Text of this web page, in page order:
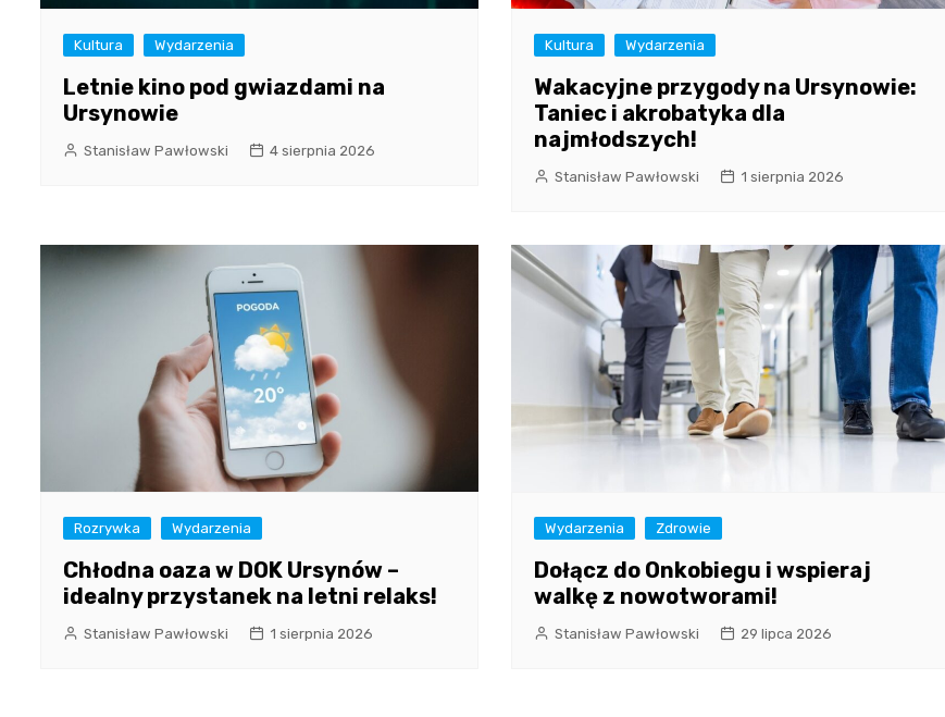
Kultura Wydarzenia
Letnie kino pod gwiazdami na
Ursynowie
Stanisław Pawłowski 4 sierpnia 2026
Kultura Wydarzenia
Wakacyjne przygody na Ursynowie:
Taniec i akrobatyka dla
najmłodszych!
Stanisław Pawłowski 1 sierpnia 2026
Rozrywka Wydarzenia
Chłodna oaza w DOK Ursynów –
idealny przystanek na letni relaks!
Stanisław Pawłowski 1 sierpnia 2026
Wydarzenia Zdrowie
Dołącz do Onkobiegu i wspieraj
walkę z nowotworami!
Stanisław Pawłowski 29 lipca 2026